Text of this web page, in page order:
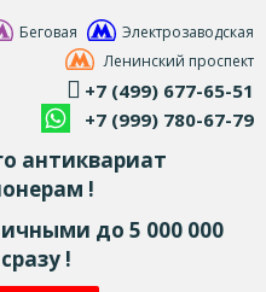
Беговая
Электрозаводская
Ленинский проспект
+7 (499) 677-65-51
+7 (999) 780-67-79
антиквариат
!
до 5 000 000
!